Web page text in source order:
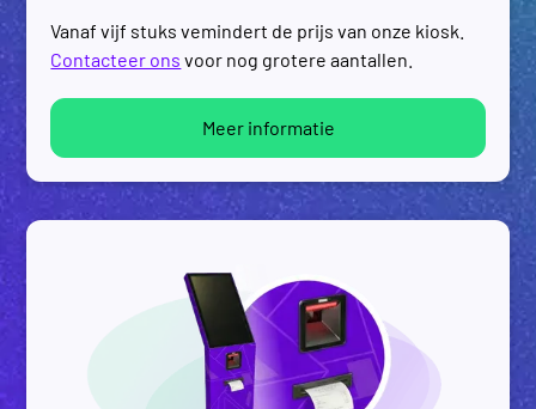
Vanaf vijf stuks vemindert de prijs van onze kiosk.
Contacteer ons voor nog grotere aantallen.
Meer informatie